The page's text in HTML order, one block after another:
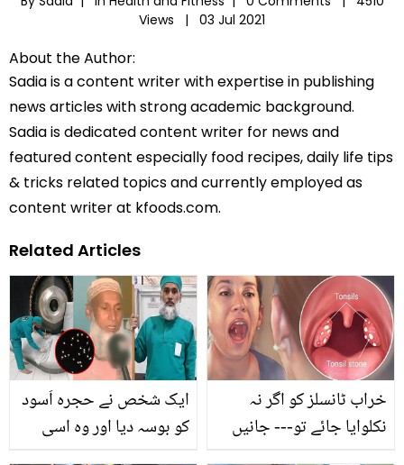
Views |
03 Jul 2021
About the Author:
Sadia is a content writer with expertise in publishing
news articles with strong academic background.
Sadia is dedicated content writer for news and
featured content especially food recipes, daily life tips
& tricks related topics and currently employed as
content writer at kfoods.com.
Related Articles
ایک شخص نے حجرہ اَسود
کو بوسہ دیا اور وہ اسی
خراب ٹانسلز کو اگر نہ
نکلوایا جائے تو--- جانیں